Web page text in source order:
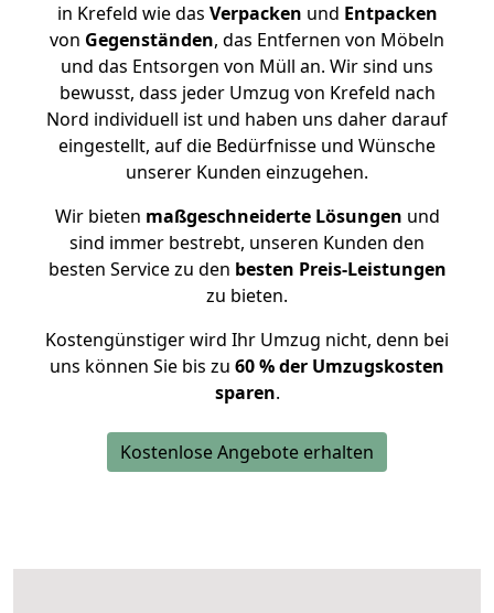
in Krefeld wie das Verpacken und Entpacken
von Gegenständen, das Entfernen von Möbeln
und das Entsorgen von Müll an. Wir sind uns
bewusst, dass jeder Umzug von Krefeld nach
Nord individuell ist und haben uns daher darauf
eingestellt, auf die Bedürfnisse und Wünsche
unserer Kunden einzugehen.
Wir bieten maßgeschneiderte Lösungen und
sind immer bestrebt, unseren Kunden den
besten Service zu den besten Preis-Leistungen
zu bieten.
Kostengünstiger wird Ihr Umzug nicht, denn bei
uns können Sie bis zu 60 % der Umzugskosten
sparen.
Kostenlose Angebote erhalten